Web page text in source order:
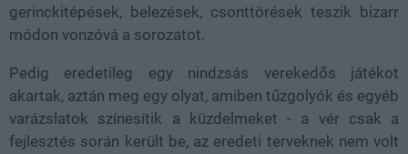
gerinckitépések, belezések, csonttörések teszik bizarr
módon vonzóvá a sorozatot.
Pedig eredetileg egy nindzsás verekedős játékot
akartak, aztán meg egy olyat, amiben tűzgolyók és egyéb
varázslatok színesítik a küzdelmeket - a vér csak a
fejlesztés során került be, az eredeti terveknek nem volt